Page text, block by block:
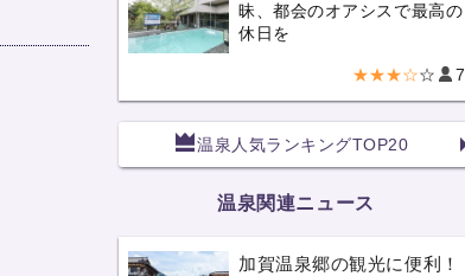
昧、都会のオアシスで最高の
休日を
★★★☆☆ 7
温泉人気ランキングTOP20
温泉関連ニュース
加賀温泉郷の観光に便利！